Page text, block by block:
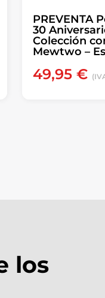
PREVENTA
30
Colección
Mewtwo –
49,95 €
los